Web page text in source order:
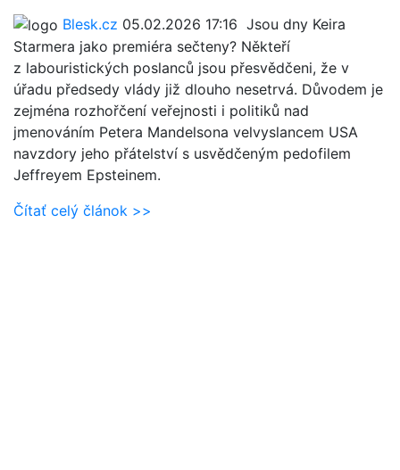
Blesk.cz 05.02.2026 17:16 Jsou dny Keira
Starmera jako premiéra sečteny? Někteří
z labouristických poslanců jsou přesvědčeni, že v
úřadu předsedy vlády již dlouho nesetrvá. Důvodem je
zejména rozhořčení veřejnosti i politiků nad
jmenováním Petera Mandelsona velvyslancem USA
navzdory jeho přátelství s usvědčeným pedofilem
Jeffreyem Epsteinem.
Čítať celý článok >>